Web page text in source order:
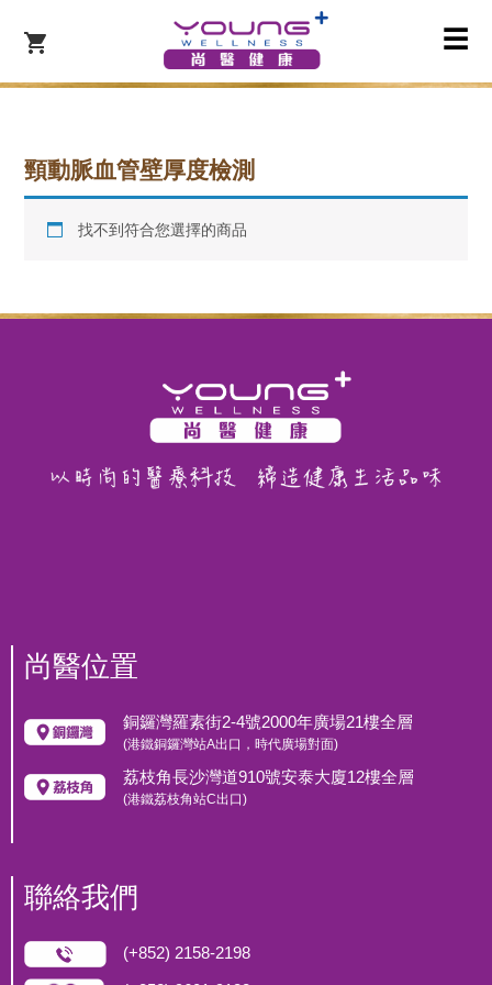
☰
頸動脈血管壁厚度檢測
找不到符合您選擇的商品
尚醫位置
銅鑼灣羅素街2-4號2000年廣場21樓全層
(港鐵銅鑼灣站A出口，時代廣場對面)
荔枝角長沙灣道910號安泰大廈12樓全層
(港鐵荔枝角站C出口)
聯絡我們
(+852) 2158-2198